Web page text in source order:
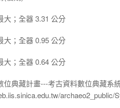
大；全器 3.31 公分
大；全器 0.95 公分
大；全器 0.64 公分
位典藏計畫---考古資料數位典藏系